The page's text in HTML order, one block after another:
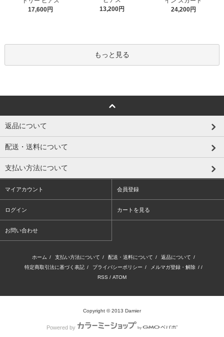
17,600円
13,200円
24,200円
もっと見る
返品について
配送・送料について
支払い方法について
マイアカウント 会員登録
ログイン カートを見る
お問い合わせ
ホーム / 支払い方法について / 配送・送料について / 返品について /
特定商取引法に基づく表記 / プライバシーポリシー / メルマガ登録・解除 / /
RSS / ATOM
Copyright © 2013 Damier
Powered by